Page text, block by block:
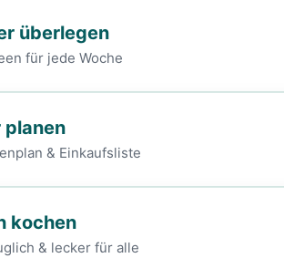
überlegen
für jede Woche
planen
& Einkaufsliste
kochen
& lecker für alle